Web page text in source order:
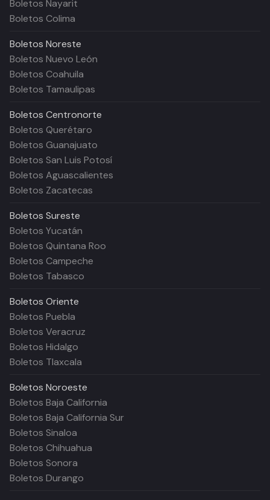
Boletos Nayarit
Boletos Colima
Boletos Noreste
Boletos Nuevo León
Boletos Coahuila
Boletos Tamaulipas
Boletos Centronorte
Boletos Querétaro
Boletos Guanajuato
Boletos San Luis Potosí
Boletos Aguascalientes
Boletos Zacatecas
Boletos Sureste
Boletos Yucatán
Boletos Quintana Roo
Boletos Campeche
Boletos Tabasco
Boletos Oriente
Boletos Puebla
Boletos Veracruz
Boletos Hidalgo
Boletos Tlaxcala
Boletos Noroeste
Boletos Baja California
Boletos Baja California Sur
Boletos Sinaloa
Boletos Chihuahua
Boletos Sonora
Boletos Durango